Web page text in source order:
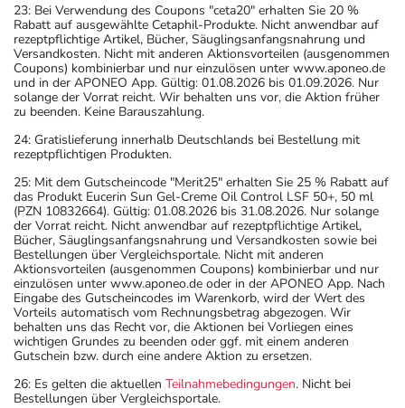
23: Bei Verwendung des Coupons "ceta20" erhalten Sie 20 %
Rabatt auf ausgewählte Cetaphil-Produkte. Nicht anwendbar auf
rezeptpflichtige Artikel, Bücher, Säuglingsanfangsnahrung und
Versandkosten. Nicht mit anderen Aktionsvorteilen (ausgenommen
Coupons) kombinierbar und nur einzulösen unter www.aponeo.de
und in der APONEO App. Gültig: 01.08.2026 bis 01.09.2026. Nur
solange der Vorrat reicht. Wir behalten uns vor, die Aktion früher
zu beenden. Keine Barauszahlung.
24: Gratislieferung innerhalb Deutschlands bei Bestellung mit
rezeptpflichtigen Produkten.
25: Mit dem Gutscheincode "Merit25" erhalten Sie 25 % Rabatt auf
das Produkt Eucerin Sun Gel-Creme Oil Control LSF 50+, 50 ml
(PZN 10832664). Gültig: 01.08.2026 bis 31.08.2026. Nur solange
der Vorrat reicht. Nicht anwendbar auf rezeptpflichtige Artikel,
Bücher, Säuglingsanfangsnahrung und Versandkosten sowie bei
Bestellungen über Vergleichsportale. Nicht mit anderen
Aktionsvorteilen (ausgenommen Coupons) kombinierbar und nur
einzulösen unter www.aponeo.de oder in der APONEO App. Nach
Eingabe des Gutscheincodes im Warenkorb, wird der Wert des
Vorteils automatisch vom Rechnungsbetrag abgezogen. Wir
behalten uns das Recht vor, die Aktionen bei Vorliegen eines
wichtigen Grundes zu beenden oder ggf. mit einem anderen
Gutschein bzw. durch eine andere Aktion zu ersetzen.
26: Es gelten die aktuellen Teilnahmebedingungen. Nicht bei
Bestellungen über Vergleichsportale.